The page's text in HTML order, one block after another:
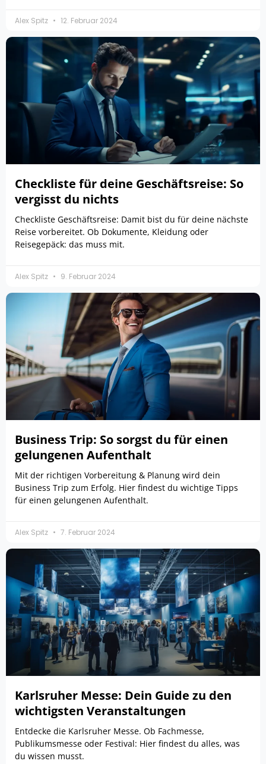
Alex Spitz 12. Februar 2024
Checkliste für deine Geschäftsreise: So
vergisst du nichts
Checkliste Geschäftsreise: Damit bist du für deine nächste
Reise vorbereitet. Ob Dokumente, Kleidung oder
Reisegepäck: das muss mit.
Alex Spitz 9. Februar 2024
Business Trip: So sorgst du für einen
gelungenen Aufenthalt
Mit der richtigen Vorbereitung & Planung wird dein
Business Trip zum Erfolg. Hier findest du wichtige Tipps
für einen gelungenen Aufenthalt.
Alex Spitz 7. Februar 2024
Karlsruher Messe: Dein Guide zu den
wichtigsten Veranstaltungen
Entdecke die Karlsruher Messe. Ob Fachmesse,
Publikumsmesse oder Festival: Hier findest du alles, was
du wissen musst.